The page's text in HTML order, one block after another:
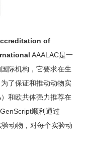
of
AAALAC是一
际机构，它要求在生
了保证和推动动物实
和欧共体强力推荐在
顺利通过
动物，对每个实验动